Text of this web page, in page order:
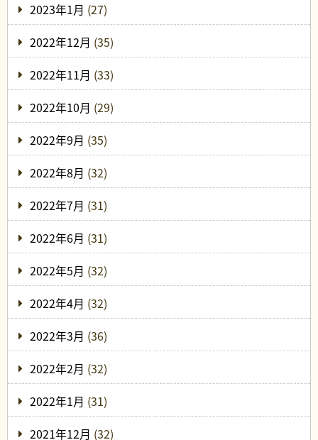
2023年1月 (27)
2022年12月 (35)
2022年11月 (33)
2022年10月 (29)
2022年9月 (35)
2022年8月 (32)
2022年7月 (31)
2022年6月 (31)
2022年5月 (32)
2022年4月 (32)
2022年3月 (36)
2022年2月 (32)
2022年1月 (31)
2021年12月 (32)